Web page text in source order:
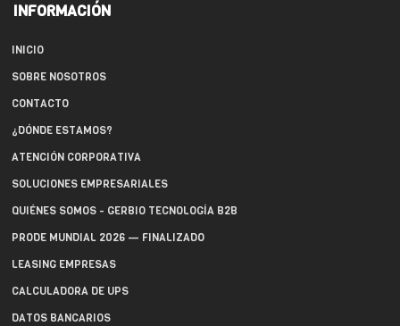
INFORMACIÓN
INICIO
SOBRE NOSOTROS
CONTACTO
¿DÓNDE ESTAMOS?
ATENCIÓN CORPORATIVA
SOLUCIONES EMPRESARIALES
QUIÉNES SOMOS - GERBIO TECNOLOGÍA B2B
PRODE MUNDIAL 2026 — FINALIZADO
LEASING EMPRESAS
CALCULADORA DE UPS
DATOS BANCARIOS